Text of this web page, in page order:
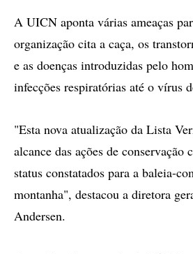
A UICN aponta várias ameaças
organização cita a caça, os
e as doenças introduzidas pelo
infecções respiratórias até o vírus
"Esta nova atualização da Lista
alcance das ações de conservação
status constatados para a baleia-
montanha", destacou a diretora
Andersen.